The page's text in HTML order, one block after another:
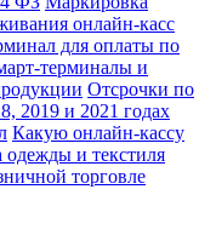
онлайн-касс
для оплаты по
терминалы и
Отсрочки по
2019 и 2021 годах
Какую онлайн-кассу
и текстиля
торговле